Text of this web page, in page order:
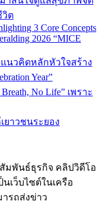
วิต
3 Core Concepts
2026 “MICE
แนวคิดหลักหัวใจสร้าง
Year”
No Life” เพราะ
ยาวชนระยอง
สัมพันธ์ธุรกิจ คลิปวิดีโอ
เว็บไซต์ในเครือ
ารถส่งข่าว